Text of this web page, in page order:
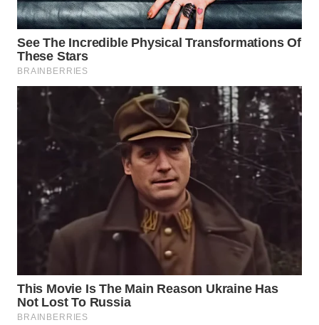
WAHANA
KONSUMEN
WAHANA
LISTRIK
WAHANA
TRAVEL
WAHANA
TV
WAHANANEWS
CO ID